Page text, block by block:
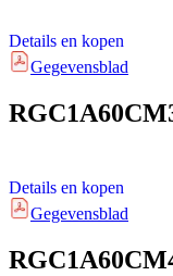
Details en kopen
Gegevensblad
Details en kopen
Gegevensblad